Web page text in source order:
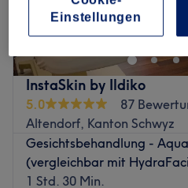
InstaSkin by Ildiko
5.0
87
Altendorf, Kanton Schwyz
Gesichtsbehandlung -
(vergleichbar mit
1 Std. 30 Min.
Einstellungen